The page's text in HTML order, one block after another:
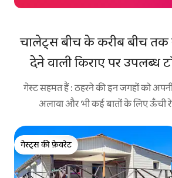
चालेट्स बीच के करीब बीच तक
देने वाली किराए पर उपलब्ध
गेस्ट सहमत हैं : ठहरने की इन जगहों को
अलावा और भी कई बातों के लिए ऊँची
गेस्ट्स की फ़ेवरेट
गेस्ट्स की फ़ेवरेट